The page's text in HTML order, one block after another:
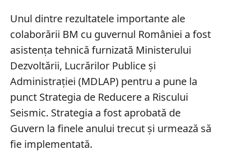
Unul dintre rezultatele importante ale
colaborării BM cu guvernul României a fost
asistenţa tehnică furnizată Ministerului
Dezvoltării, Lucrărilor Publice şi
Administraţiei (MDLAP) pentru a pune la
punct Strategia de Reducere a Riscului
Seismic. Strategia a fost aprobată de
Guvern la finele anului trecut şi urmează să
fie implementată.